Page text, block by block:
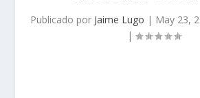
Publicado por Jaime Lugo | May 23,
|